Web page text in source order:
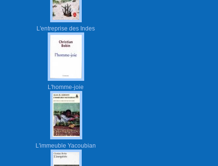
L'entreprise des Indes
L'homme-joie
L'immeuble Yacoubian